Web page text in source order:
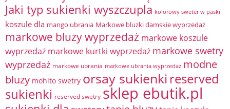
Jaki typ sukienki wyszczupla kolorowy sweter w paski
koszule dla mango ubrania Markowe bluzki damskie wyprzedaż
markowe bluzy wyprzedaż markowe koszule
wyprzedaż markowe kurtki wyprzedaż markowe swetry
wyprzedaż markowe ubrania markowe ubrania wyprzedaż modne
bluzy mohito swetry orsay sukienki reserved
sukienki reserved swetry sklep ebutik.pl